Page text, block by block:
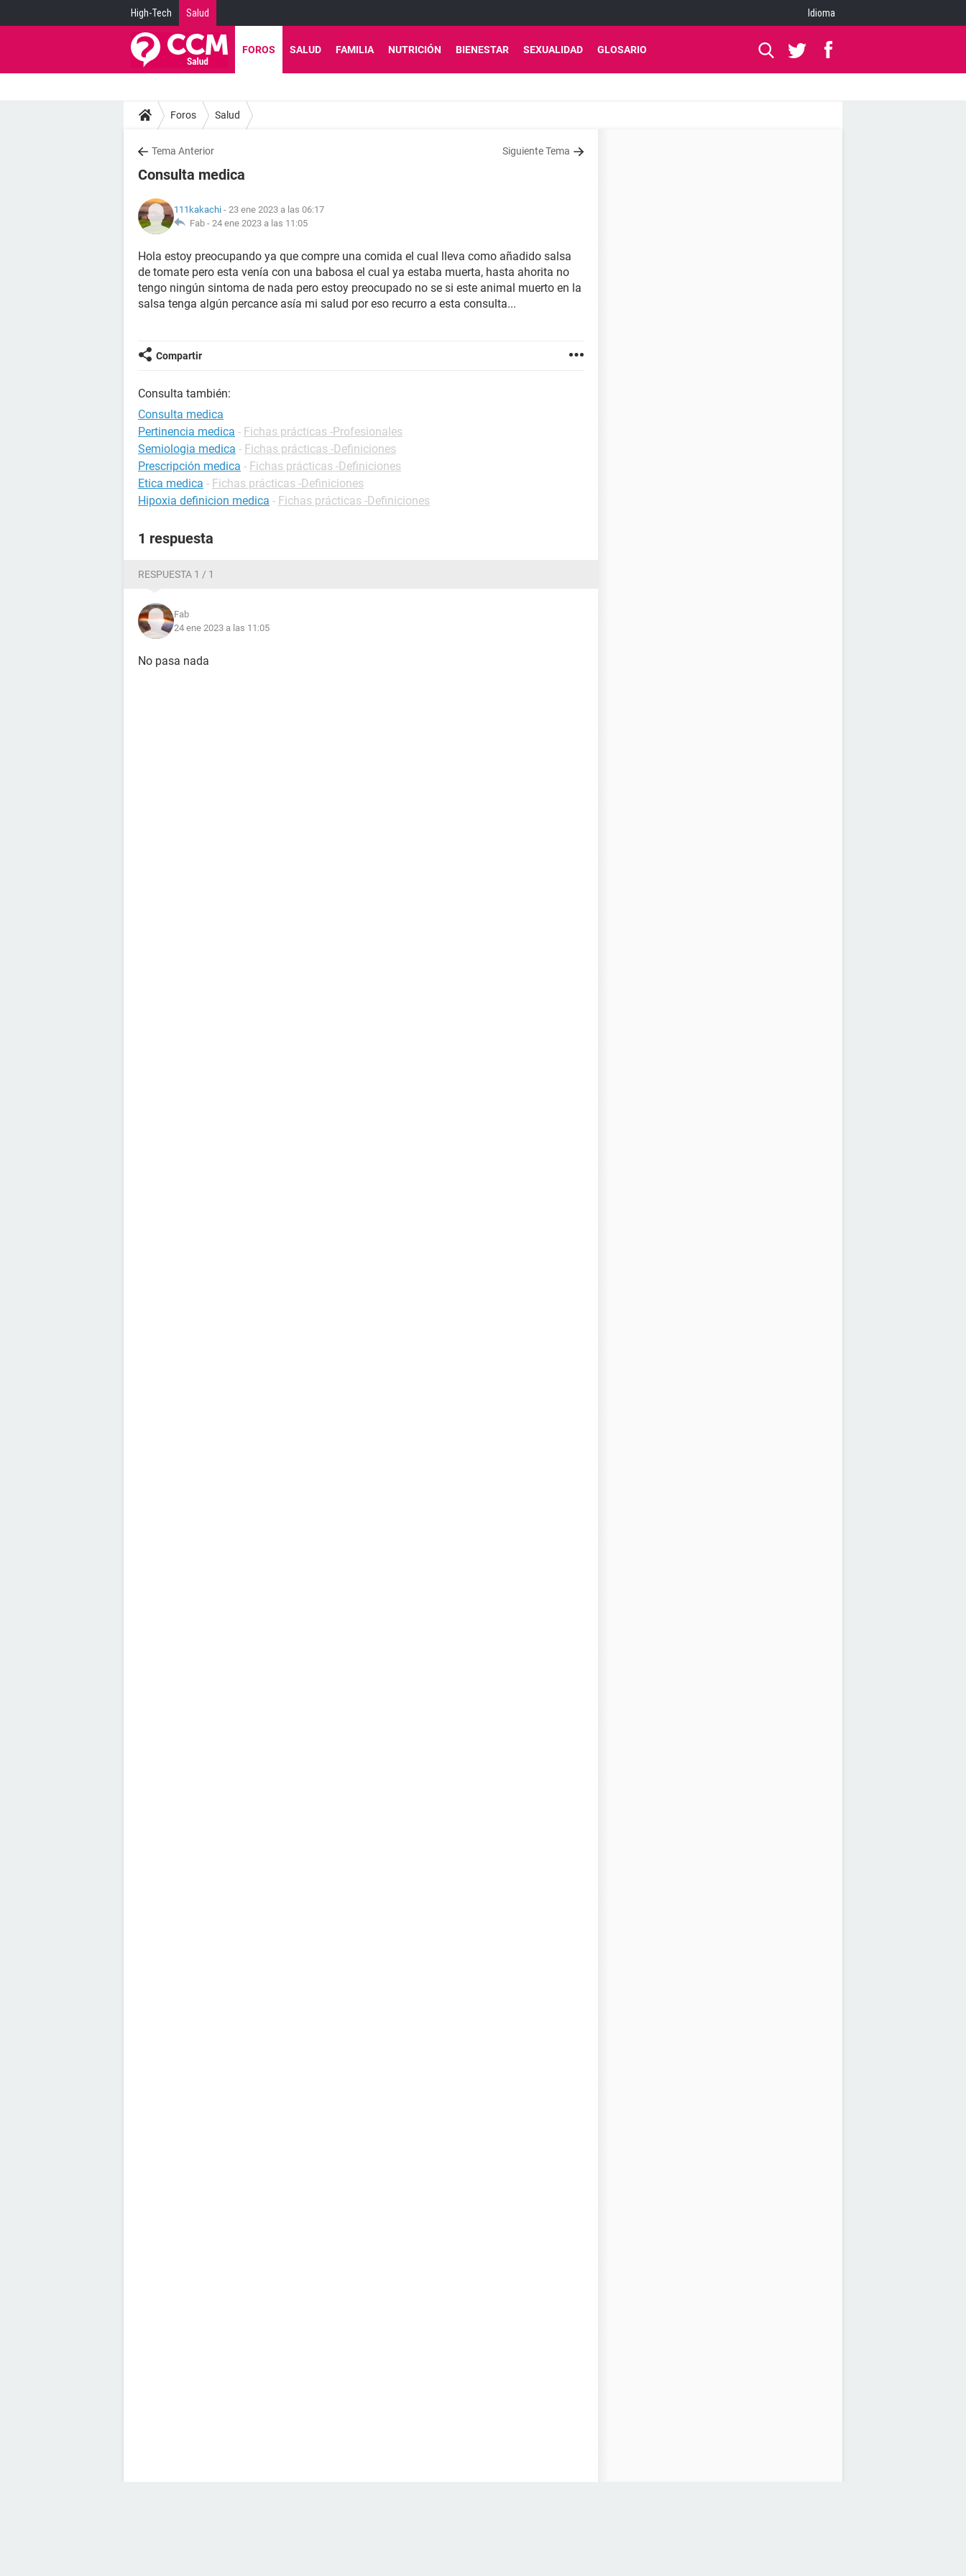
High-Tech Salud Idioma
FOROS SALUD FAMILIA NUTRICIÓN BIENESTAR SEXUALIDAD GLOSARIO
Foros Salud
Tema Anterior Siguiente Tema
Consulta medica
111kakachi - 23 ene 2023 a las 06:17
Fab - 24 ene 2023 a las 11:05
Hola estoy preocupando ya que compre una comida el cual lleva como añadido salsa
de tomate pero esta venía con una babosa el cual ya estaba muerta, hasta ahorita no
tengo ningún sintoma de nada pero estoy preocupado no se si este animal muerto en la
salsa tenga algún percance asía mi salud por eso recurro a esta consulta...
Compartir
Consulta también:
Consulta medica
Pertinencia medica - Fichas prácticas -Profesionales
Semiologia medica - Fichas prácticas -Definiciones
Prescripción medica - Fichas prácticas -Definiciones
Etica medica - Fichas prácticas -Definiciones
Hipoxia definicion medica - Fichas prácticas -Definiciones
1 respuesta
RESPUESTA 1 / 1
Fab
24 ene 2023 a las 11:05
No pasa nada